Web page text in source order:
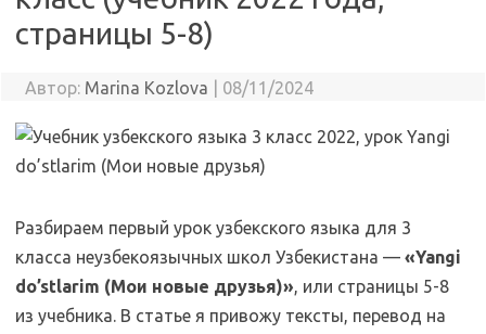
страницы 5-8)
Автор: Marina Kozlova 08/11/2024
Разбираем первый урок узбекского языка для 3
класса неузбекоязычных школ Узбекистана — «Yangi
do’stlarim (Мои новые друзья)», или страницы 5-8
из учебника. В статье я привожу тексты, перевод на